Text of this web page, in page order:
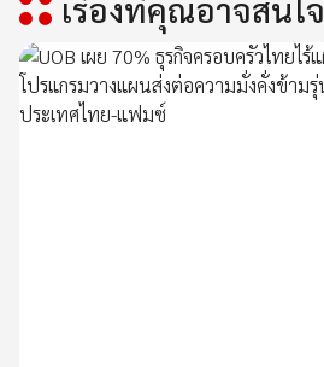
เรื่องที่คุณอาจสนใจ